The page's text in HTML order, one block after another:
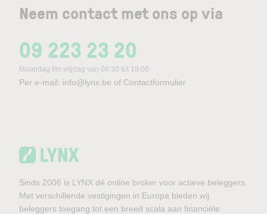
Neem contact met ons op via
09 223 23 20
Maandag t/m vrijdag van 08:30 tot 18:00
Per e-mail: info@lynx.be of Contactformulier
Sinds 2006 is LYNX dé online broker voor actieve beleggers.
Met verschillende vestigingen in Europa bieden wij
beleggers toegang tot een breed scala aan financiële